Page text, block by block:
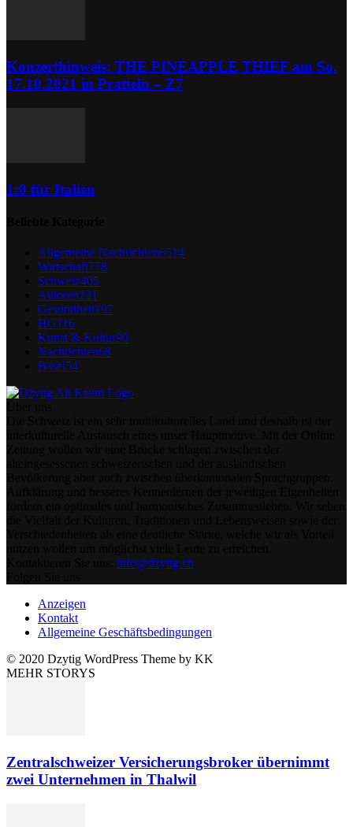
Konzerthinweis: THE PINEAPPLE THIEF am So.
17.10.2021 in Pratteln – Z7
1:0 für Italien
Allgemeine Nachrichten6514
Wirtschaft778
Schweiz405
Autoren221
Gesundheit197
HG116
Kunst & Kultur90
Nachrichten68
Basel54
info@dzytig.ch
Anzeigen
Kontakt
Allgemeine Geschäftsbedingungen
© 2020 Dzytig WordPress Theme by KK
MEHR STORYS
Zentralschweizer Versicherungsbroker übernimmt
zwei Unternehmen in Thalwil